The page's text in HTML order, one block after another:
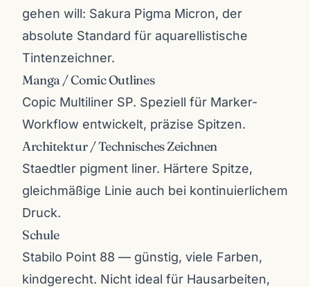
gehen will: Sakura Pigma Micron, der
absolute Standard für aquarellistische
Tintenzeichner.
Manga / Comic Outlines
Copic Multiliner SP. Speziell für Marker-
Workflow entwickelt, präzise Spitzen.
Architektur / Technisches Zeichnen
Staedtler pigment liner. Härtere Spitze,
gleichmäßige Linie auch bei kontinuierlichem
Druck.
Schule
Stabilo Point 88 — günstig, viele Farben,
kindgerecht. Nicht ideal für Hausarbeiten,